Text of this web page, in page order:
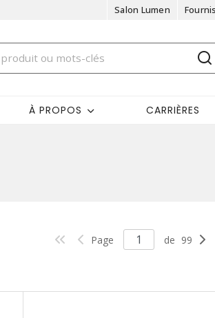
Salon Lumen
À PROPOS CARRIÈRES
Page de 99